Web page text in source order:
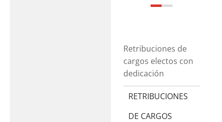
Retribuciones de
cargos electos con
dedicación
RETRIBUCIONES
DE CARGOS